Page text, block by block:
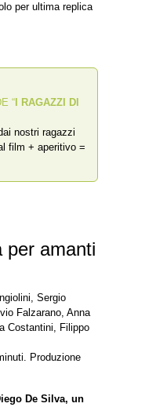
per ultima replica
“ I RAGAZZI DI
nostri ragazzi
film + aperitivo =
per amanti
Sergio
Falzarano, Anna
Costantini, Filippo
Produzione
De Silva, un